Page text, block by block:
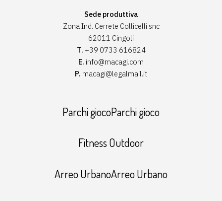
Sede produttiva
Zona Ind. Cerrete Collicelli snc
62011 Cingoli
T. +39 0733 616824
E. info@macagi.com
P. macagi@legalmail.it
Parchi giocoParchi gioco
Fitness Outdoor
Arreo UrbanoArreo Urbano